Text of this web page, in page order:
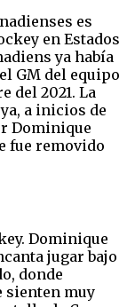
es
en Estados
ya había
GM del equipo
del 2021. La
a inicios de
Dominique
fue removido
Dominique
jugar bajo
donde
sienten muy